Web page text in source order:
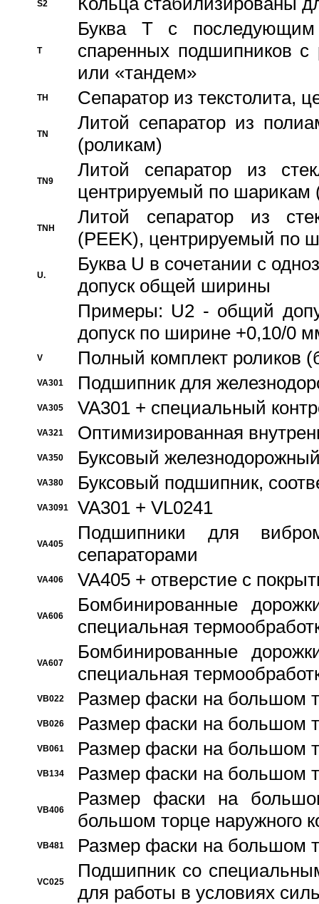
S2
T
Буква T с
спаренных подшипников
или «тандем»
TH Сепаратор из текстолита,
TN
Литой сепаратор из
(роликам)
TN9
Литой сепаратор из
центрируемый по шарикам
TNH
Литой сепаратор из
(PEEK), центрируемый по
U.
Буква U в сочетании с
допуск общей ширины
Примеры: U2 - общий
допуск по ширине +0,10/0
V Полный комплект роликов
VA301 Подшипник для
VA305 VA301 + специальный
VA321 Оптимизированная
VA350 Буксовый
VA380 Буксовый подшипник,
VA3091 VA301 + VL0241
VA405
Подшипники для
сепараторами
VA406 VA405 + отверстие с
VA606
Бомбинированные
специальная
VA607
Бомбинированные
специальная
VB022 Размер фаски на большом
VB026 Размер фаски на большом
VB061 Размер фаски на большом
VB134 Размер фаски на большом
VB406
Размер фаски на
большом торце наружного
VB481 Размер фаски на большом
VC025
Подшипник со
для работы в условиях